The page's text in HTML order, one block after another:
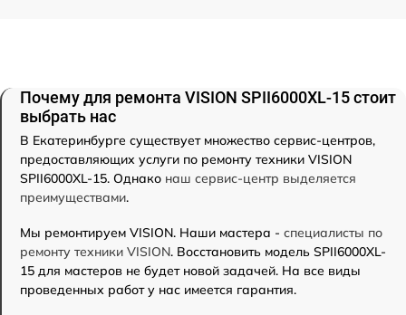
Почему для ремонта VISION SPII6000XL-15 стоит
выбрать нас
В Екатеринбурге существует множество сервис-центров,
предоставляющих услуги по ремонту техники VISION
SPII6000XL-15. Однако наш сервис-центр выделяется
преимуществами.
Мы ремонтируем VISION. Наши мастера - специалисты по
ремонту техники VISION. Восстановить модель SPII6000XL-
15 для мастеров не будет новой задачей. На все виды
проведенных работ у нас имеется гарантия.